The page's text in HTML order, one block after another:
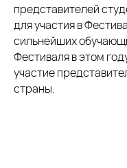
представителей
для участия в
сильнейших
Фестиваля в этом
участие
страны.